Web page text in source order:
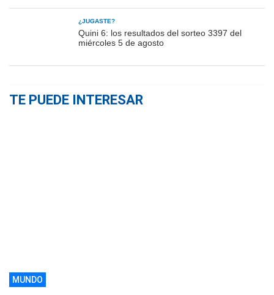
¿JUGASTE?
Quini 6: los resultados del sorteo 3397 del
miércoles 5 de agosto
TE PUEDE INTERESAR
MUNDO